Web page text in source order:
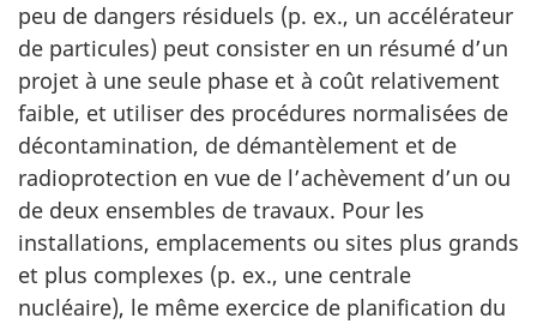
peu de dangers résiduels (p. ex., un accélérateur
de particules) peut consister en un résumé d’un
projet à une seule phase et à coût relativement
faible, et utiliser des procédures normalisées de
décontamination, de démantèlement et de
radioprotection en vue de l’achèvement d’un ou
de deux ensembles de travaux. Pour les
installations, emplacements ou sites plus grands
et plus complexes (p. ex., une centrale
nucléaire), le même exercice de planification du